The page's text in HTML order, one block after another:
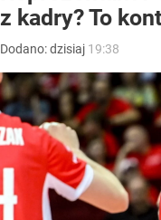
z kadry? To
Dodano:dzisiaj 19:38